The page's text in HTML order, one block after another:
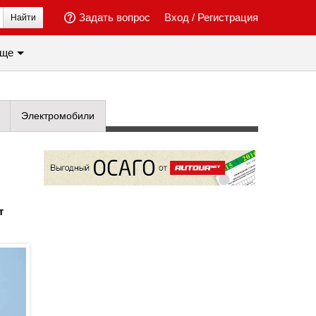
Вход / Регистрация
Задать вопрос
Найти
Электромобили